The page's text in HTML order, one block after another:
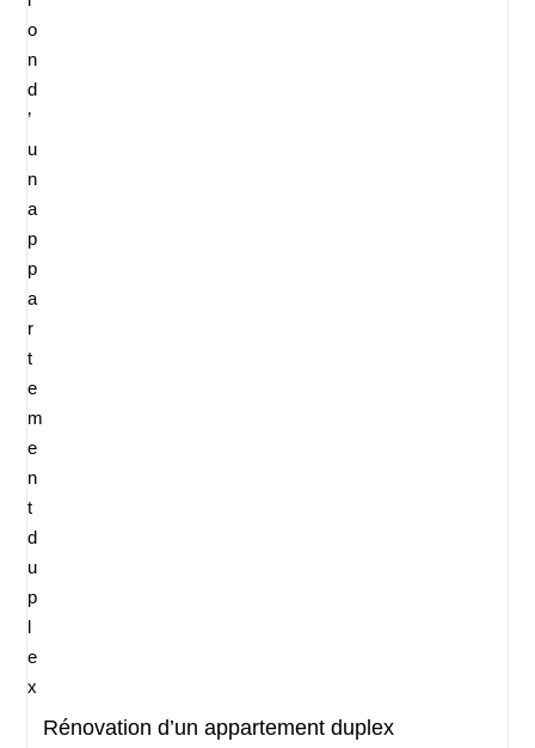
Rénovation d’un appartement duplex